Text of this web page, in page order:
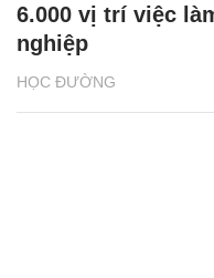
HỌC ĐƯỜNG
6.000 vị trí việc
nghiệp